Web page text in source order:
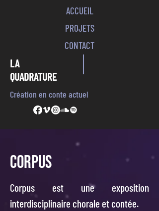
ACCUEIL
PROJETS
CONTACT
LA
QUADRATURE
Création en conte actuel
CORPUS
Corpus est une exposition
interdisciplinaire chorale et contée.